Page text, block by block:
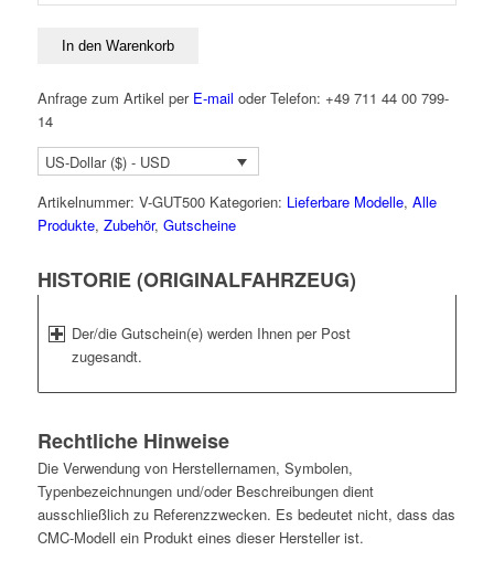
In den Warenkorb
Anfrage zum Artikel per E-mail oder Telefon: +49 711 44 00 799-
14
US-Dollar ($) - USD
Artikelnummer: V-GUT500 Kategorien: Lieferbare Modelle, Alle
Produkte, Zubehör, Gutscheine
HISTORIE (ORIGINALFAHRZEUG)
Der/die Gutschein(e) werden Ihnen per Post
zugesandt.
Rechtliche Hinweise
Die Verwendung von Herstellernamen, Symbolen,
Typenbezeichnungen und/oder Beschreibungen dient
ausschließlich zu Referenzzwecken. Es bedeutet nicht, dass das
CMC-Modell ein Produkt eines dieser Hersteller ist.